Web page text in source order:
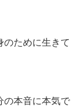
のために生きて
の本音に本気で